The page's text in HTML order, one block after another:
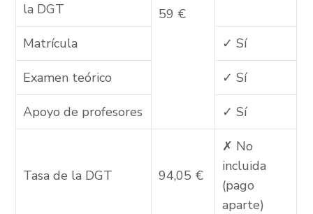
59 €
la DGT
Matrícula ✓ Sí
Examen teórico ✓ Sí
Apoyo de profesores ✓ Sí
Tasa de la DGT 94,05 €
✗ No
incluida
(pago
aparte)